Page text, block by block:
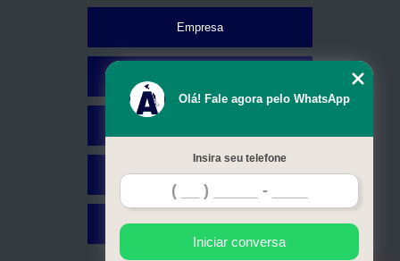
Empresa
Contato
Mapa do site
Olá! Fale agora pelo WhatsApp
Insira seu telefone
Iniciar conversa